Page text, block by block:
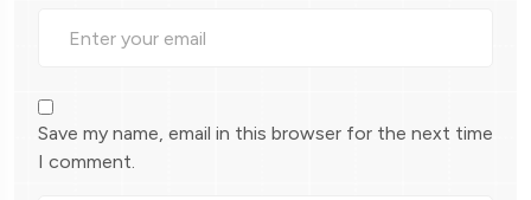
Save my name, email in this browser for the next time
I comment.